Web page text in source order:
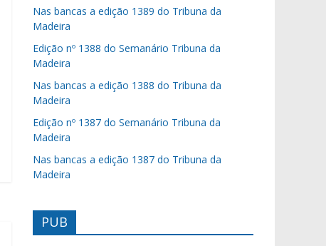
Nas bancas a edição 1389 do Tribuna da
Madeira
Edição nº 1388 do Semanário Tribuna da
Madeira
Nas bancas a edição 1388 do Tribuna da
Madeira
Edição nº 1387 do Semanário Tribuna da
Madeira
Nas bancas a edição 1387 do Tribuna da
Madeira
PUB